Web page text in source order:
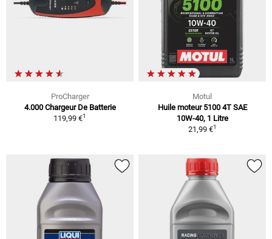
ProCharger
4.000 Chargeur De Batterie
119,99 €1
Motul
Huile moteur 5100 4T SAE
10W-40, 1 Litre
21,99 €1